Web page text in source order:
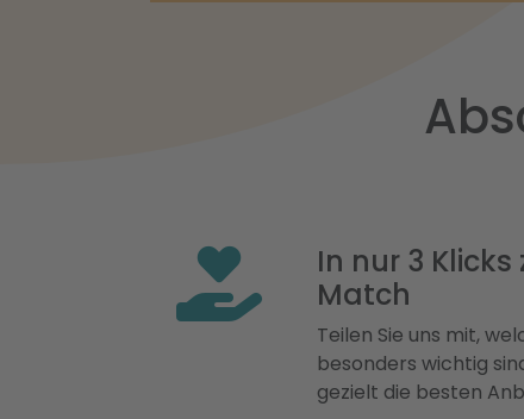
In nur 3
Match
Teilen Sie uns mit,
besonders wichtig
gezielt die besten